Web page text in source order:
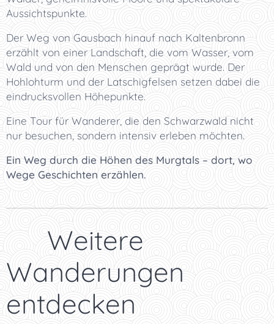
Aussichtspunkte.
Der Weg von Gausbach hinauf nach Kaltenbronn
erzählt von einer Landschaft, die vom Wasser, vom
Wald und von den Menschen geprägt wurde. Der
Hohlohturm und der Latschigfelsen setzen dabei die
eindrucksvollen Höhepunkte.
Eine Tour für Wanderer, die den Schwarzwald nicht
nur besuchen, sondern intensiv erleben möchten.
Ein Weg durch die Höhen des Murgtals – dort, wo
Wege Geschichten erzählen.
👉 Weitere
Wanderungen
entdecken